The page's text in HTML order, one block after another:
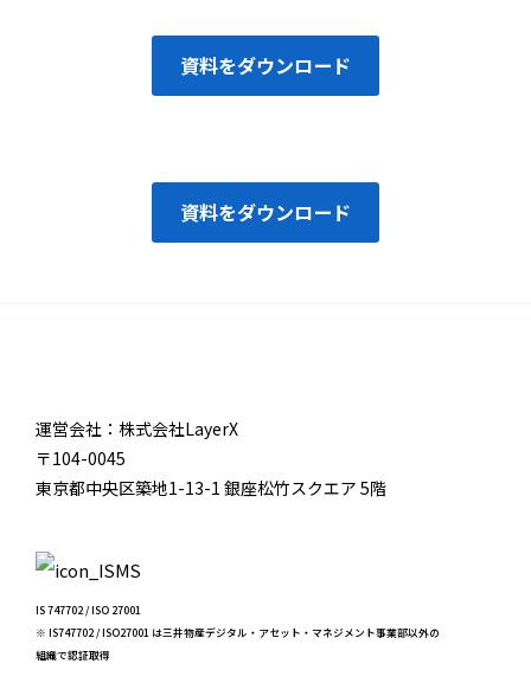
資料をダウンロード
資料をダウンロード
運営会社：株式会社LayerX
〒104-0045
東京都中央区築地1-13-1 銀座松竹スクエア 5階
IS 747702 / ISO 27001
※ IS747702 / ISO27001 は三井物産デジタル・アセット・マネジメント事業部以外の
組織で認証取得